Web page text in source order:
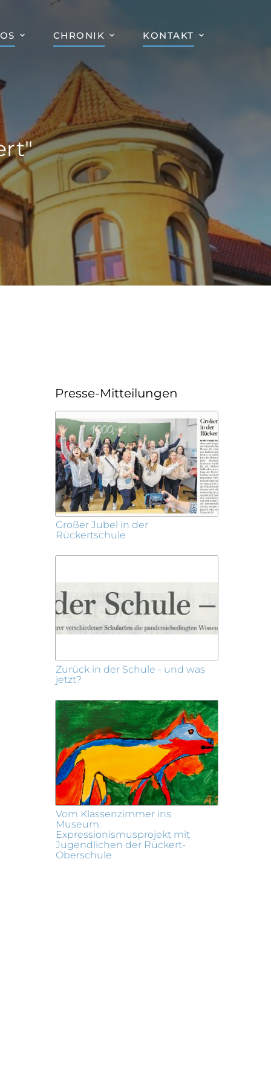
CHRONIK KONTAKT
Presse-Mitteilungen
Großer Jubel in der
Rückertschule
Zurück in der Schule - und was
jetzt?
Vom Klassenzimmer ins
Museum:
Expressionismusprojekt mit
Jugendlichen der Rückert-
Oberschule